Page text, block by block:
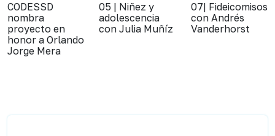
CODESSD
nombra
proyecto en
honor a Orlando
Jorge Mera
05 | Niñez y
adolescencia
con Julia Muñíz
07| Fideicomisos
con Andrés
Vanderhorst